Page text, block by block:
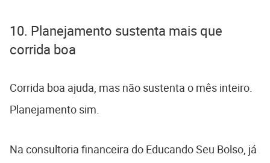
10. Planejamento sustenta mais que
corrida boa
Corrida boa ajuda, mas não sustenta o mês inteiro.
Planejamento sim.
Na consultoria financeira do Educando Seu Bolso, já